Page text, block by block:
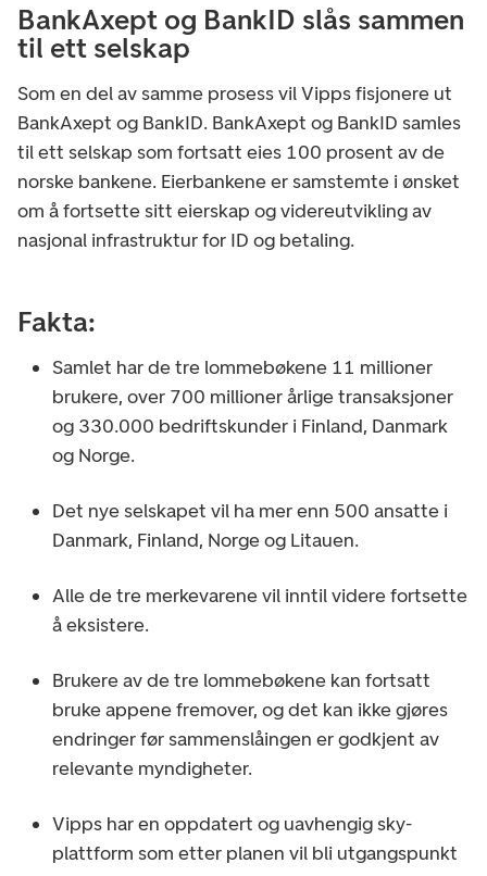
BankAxept og BankID slås sammen
til ett selskap
Som en del av samme prosess vil Vipps fisjonere ut
BankAxept og BankID. BankAxept og BankID samles
til ett selskap som fortsatt eies 100 prosent av de
norske bankene. Eierbankene er samstemte i ønsket
om å fortsette sitt eierskap og videreutvikling av
nasjonal infrastruktur for ID og betaling.
Fakta:
Samlet har de tre lommebøkene 11 millioner
brukere, over 700 millioner årlige transaksjoner
og 330.000 bedriftskunder i Finland, Danmark
og Norge.
Det nye selskapet vil ha mer enn 500 ansatte i
Danmark, Finland, Norge og Litauen.
Alle de tre merkevarene vil inntil videre fortsette
å eksistere.
Brukere av de tre lommebøkene kan fortsatt
bruke appene fremover, og det kan ikke gjøres
endringer før sammenslåingen er godkjent av
relevante myndigheter.
Vipps har en oppdatert og uavhengig sky-
plattform som etter planen vil bli utgangspunkt